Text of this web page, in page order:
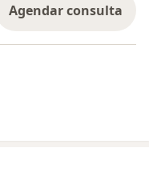
Agendar consulta